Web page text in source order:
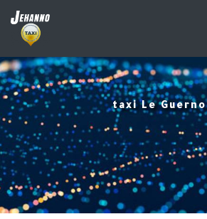
Panneau de gestion des cookies
taxi Le Guerno